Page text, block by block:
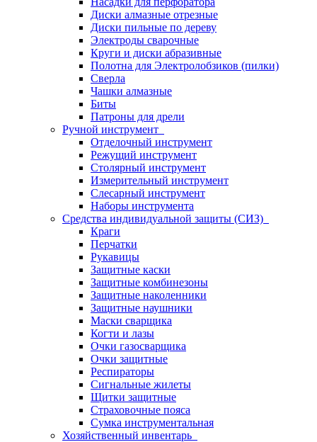
Диски алмазные отрезные
Диски пильные по дереву
Электроды сварочные
Круги и диски абразивные
Полотна для Электролобзиков (пилки)
Сверла
Чашки алмазные
Биты
Патроны для дрели
Ручной инструмент
Отделочный инструмент
Режущий инструмент
Столярный инструмент
Измерительный инструмент
Слесарный инструмент
Наборы инструмента
Средства индивидуальной защиты (СИЗ)
Краги
Перчатки
Рукавицы
Защитные каски
Защитные комбинезоны
Защитные наколенники
Защитные наушники
Маски сварщика
Когти и лазы
Очки газосварщика
Очки защитные
Респираторы
Сигнальные жилеты
Щитки защитные
Страховочные пояса
Сумка инструментальная
Хозяйственный инвентарь